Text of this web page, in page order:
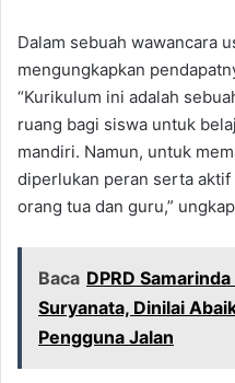
Dalam sebuah wawancara
mengungkapkan
“Kurikulum ini adalah
ruang bagi siswa untuk
mandiri. Namun, untuk
diperlukan peran serta
orang tua dan guru,”
Baca DPRD
Suryanata, Dinilai
Pengguna Jalan